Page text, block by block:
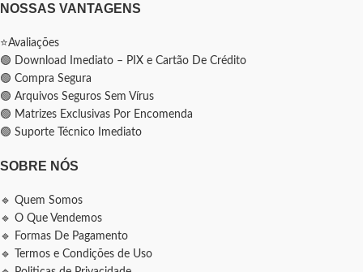
NOSSAS VANTAGENS
⭐Avaliações
🟢 Download Imediato – PIX e Cartão De Crédito
🟢 Compra Segura
🟢 Arquivos Seguros Sem Vírus
🟢 Matrizes Exclusivas Por Encomenda
🟢 Suporte Técnico Imediato
SOBRE NÓS
🔹 Quem Somos
🔹 O Que Vendemos
🔹 Formas De Pagamento
🔹 Termos e Condições de Uso